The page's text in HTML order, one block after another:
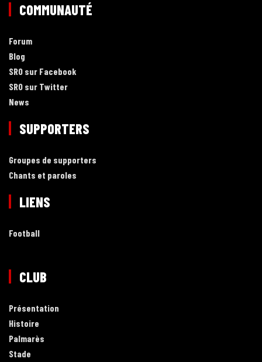
COMMUNAUTÉ
Forum
Blog
SRO sur Facebook
SRO sur Twitter
News
SUPPORTERS
Groupes de supporters
Chants et paroles
LIENS
Football
CLUB
Présentation
Histoire
Palmarès
Stade